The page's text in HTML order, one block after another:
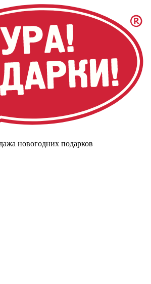
новогодних подарков